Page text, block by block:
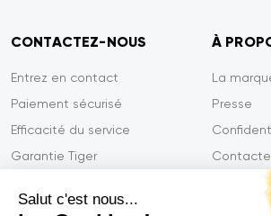
Salut c'est nous...
CONTACTEZ-NOUS
Entrez en contact
Paiement sécurisé
Efficacité du service
Garantie Tiger
À
La
Presse